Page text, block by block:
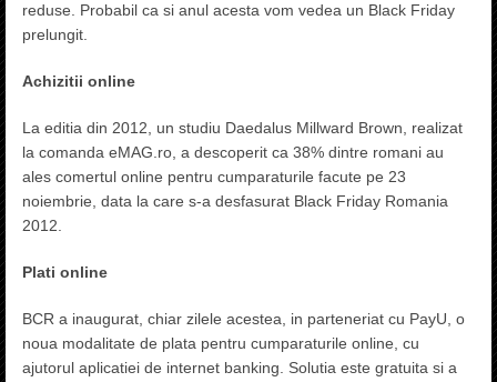
reduse. Probabil ca si anul acesta vom vedea un Black Friday
prelungit.
Achizitii online
La editia din 2012, un studiu Daedalus Millward Brown, realizat
la comanda eMAG.ro, a descoperit ca 38% dintre romani au
ales comertul online pentru cumparaturile facute pe 23
noiembrie, data la care s-a desfasurat Black Friday Romania
2012.
Plati online
BCR a inaugurat, chiar zilele acestea, in parteneriat cu PayU, o
noua modalitate de plata pentru cumparaturile online, cu
ajutorul aplicatiei de internet banking. Solutia este gratuita si a